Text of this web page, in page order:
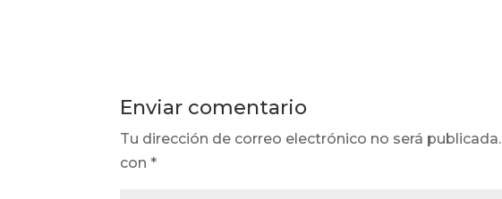
Enviar comentario
Tu dirección de correo electrónico no será publicada.
con*